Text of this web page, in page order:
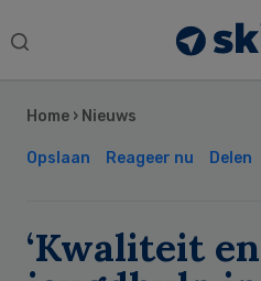
Search
Home › Nieuws
Opslaan Reageer nu Delen
‘Kwaliteit
Sidebar